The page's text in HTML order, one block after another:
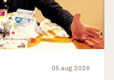
05 aug 2026